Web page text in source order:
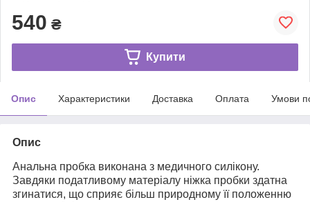
540 ₴
Купити
Опис Характеристики Доставка Оплата Умови
Опис
Анальна пробка виконана з медичного силікону.
Завдяки податливому матеріалу ніжка пробки здатна
згинатися, що сприяє більш природному її положенню